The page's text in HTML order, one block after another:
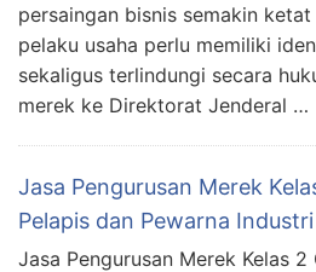
persaingan bisnis semakin
pelaku usaha perlu memiliki
sekaligus terlindungi secara
merek ke Direktorat Jenderal …
Jasa Pengurusan Merek
Pelapis dan Pewarna Industri
Jasa Pengurusan Merek Kelas